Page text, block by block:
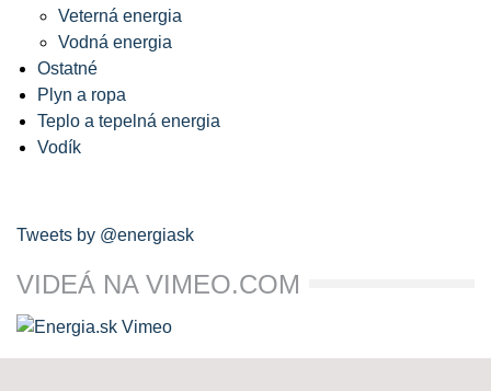
Veterná energia
Vodná energia
Ostatné
Plyn a ropa
Teplo a tepelná energia
Vodík
Tweets by @energiask
VIDEÁ NA VIMEO.COM